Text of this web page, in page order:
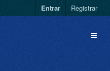
Entrar Registrar